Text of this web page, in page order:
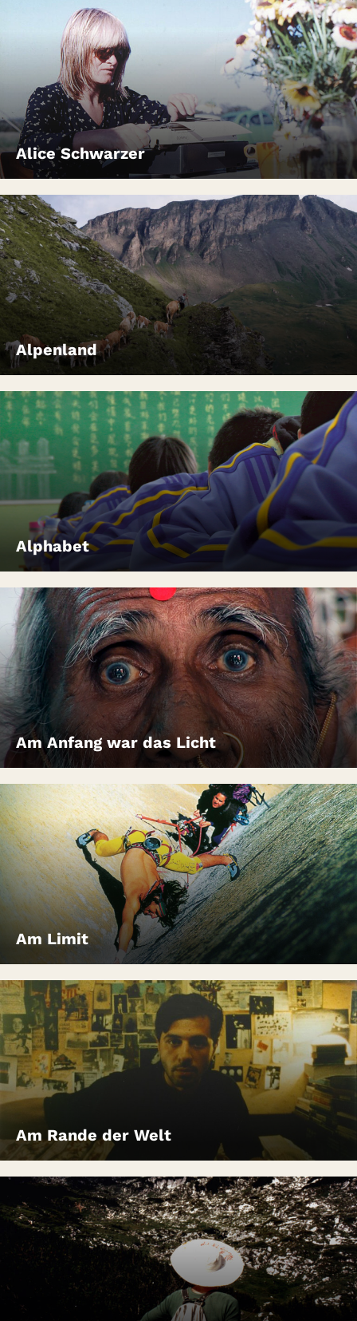
Alice Schwarzer
Alpenland
Alphabet
Am Anfang war das Licht
Am Limit
Am Rande der Welt